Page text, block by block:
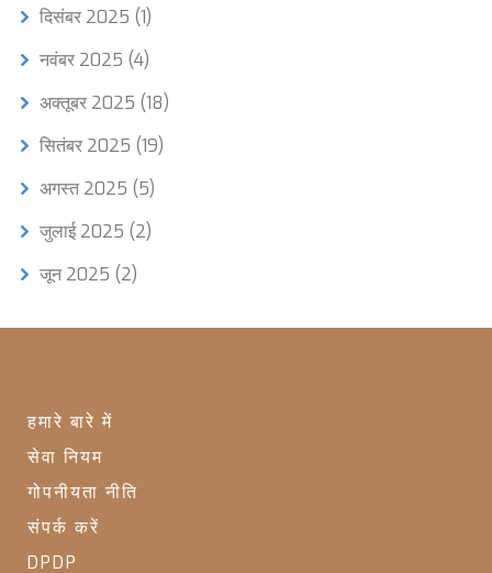
दिसंबर 2025 (1)
नवंबर 2025 (4)
अक्तूबर 2025 (18)
सितंबर 2025 (19)
अगस्त 2025 (5)
जुलाई 2025 (2)
जून 2025 (2)
हमारे बारे में
सेवा नियम
गोपनीयता नीति
संपर्क करें
DPDP